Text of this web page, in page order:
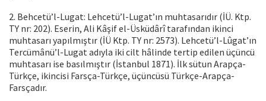
2. Behcetü’l-Lugat: Lehcetü’l-Lugat’ın muhtasarıdır (İÜ. Ktp.
TY nr: 202). Eserin, Ali Kâşif el-Üsküdârî tarafından ikinci
muhtasarı yapılmıştır (İÜ Ktp. TY nr: 2573). Lehcetü’l-Lûgat’ın
Tercümânü’l-Lugat adıyla iki cilt hâlinde tertip edilen üçüncü
muhtasarı ise basılmıştır (İstanbul 1871). İlk sütun Arapça-
Türkçe, ikincisi Farsça-Türkçe, üçüncüsü Türkçe-Arapça-
Farsçadır.